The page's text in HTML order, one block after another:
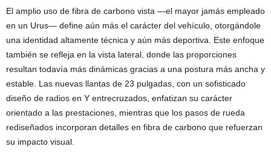
El amplio uso de fibra de carbono vista —el mayor jamás empleado
en un Urus— define aún más el carácter del vehículo, otorgándole
una identidad altamente técnica y aún más deportiva. Este enfoque
también se refleja en la vista lateral, donde las proporciones
resultan todavía más dinámicas gracias a una postura más ancha y
estable. Las nuevas llantas de 23 pulgadas, con un sofisticado
diseño de radios en Y entrecruzados, enfatizan su carácter
orientado a las prestaciones, mientras que los pasos de rueda
rediseñados incorporan detalles en fibra de carbono que refuerzan
su impacto visual.